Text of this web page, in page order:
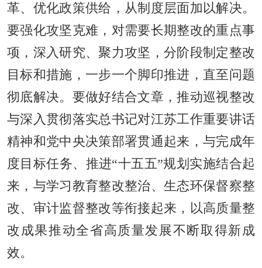
革、优化政策供给，从制度层面加以解决。
要强化攻坚克难，对需要长期整改的重点事
项，深入研究、聚力攻坚，分阶段制定整改
目标和措施，一步一个脚印推进，直至问题
彻底解决。要做好结合文章，推动巡视整改
与深入贯彻落实总书记对江苏工作重要讲话
精神和党中央决策部署贯通起来，与完成年
度目标任务、推进“十五五”规划实施结合起
来，与学习教育整改整治、生态环保督察整
改、审计监督整改等衔接起来，以高质量整
改成果推动全省高质量发展不断取得新成
效。